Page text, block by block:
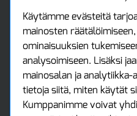
Tax free / verovapaa myynti
Asiakastilini
Asiakastili
Luo tili
Kirjaudu sisään
Ota yhteyttä
Protools Oy
Käytämme evästeitä
mainosten
ominaisuuksien
analysoimiseen. Lisäksi
mainosalan ja
tietoja siitä, miten käytät
Kumppanimme voivat